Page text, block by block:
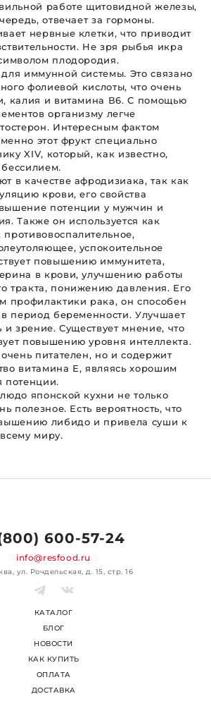
работе щитовидной железы,
отвечает за гормоны.
нервные клетки, что приводит
Не зря рыбья икра
плодородия.
иммунной системы. Это связано
фолиевой кислоты, что очень
калия и витамина В6. С помощью
организму легче
Интересным фактом
этот фрукт специально
XIV, который, как известно,
в качестве афродизиака, так как
крови, его свойства
потенции у мужчин и
Также он используется как
успокоительное
повышению иммунитета,
в крови, улучшению работы
тракта, понижению давления. Его
профилактики рака, он способен
в период беременности. Улучшает
и зрение. Существует мнение, что
повышению уровня интеллекта.
питателен, но и содержит
витамина Е, являясь хорошим
потенции.
японской кухни не только
полезное. Есть вероятность, что
либидо и привела суши к
миру.
КАТАЛОГ
БЛОГ
НОВОСТИ
КАК КУПИТЬ
ОПЛАТА
ДОСТАВКА
600-57-24
info@resfood.ru
ул. Рочдельская, д. 15, стр. 16